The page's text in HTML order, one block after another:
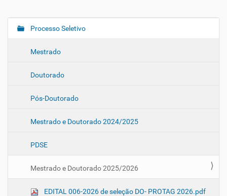
N
Processo Seletivo
Mestrado
Doutorado
Pós-Doutorado
Mestrado e Doutorado 2024/2025
PDSE
Mestrado e Doutorado 2025/2026
EDITAL 006-2026 de seleção DO- PROTAG 2026.pdf